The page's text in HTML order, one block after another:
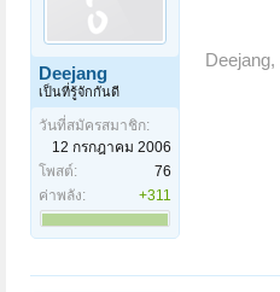
Deejang
เป็นที่รู้จักกันดี
วันที่สมัครสมาชิก:
12 กรกฎาคม 2006
โพสต์:
76
ค่าพลัง:
+311
Deejang,